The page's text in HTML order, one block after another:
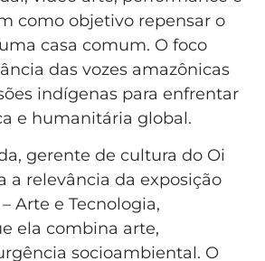
como objetivo repensar o
casa comum. O foco
das vozes amazônicas
indígenas para enfrentar
e humanitária global.
gerente de cultura do Oi
a relevância da exposição
Arte e Tecnologia,
ela combina arte,
socioambiental. O